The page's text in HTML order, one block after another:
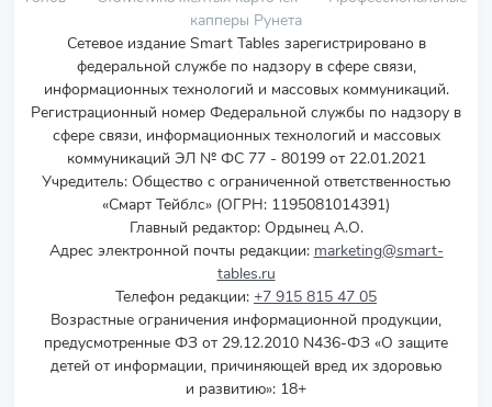
капперы Рунета
Сетевое издание Smart Tables зарегистрировано в
федеральной службе по надзору в сфере связи,
информационных технологий и массовых коммуникаций.
Регистрационный номер Федеральной службы по надзору в
сфере связи, информационных технологий и массовых
коммуникаций ЭЛ № ФС 77 - 80199 от 22.01.2021
Учредитель: Общество с ограниченной ответственностью
«Смарт Тейблс» (ОГРН: 1195081014391)
Главный редактор: Ордынец А.О.
Адрес электронной почты редакции: marketing@smart-
tables.ru
Телефон редакции: +7 915 815 47 05
Возрастные ограничения информационной продукции,
предусмотренные ФЗ от 29.12.2010 N436-ФЗ «О защите
детей от информации, причиняющей вред их здоровью
и развитию»: 18+